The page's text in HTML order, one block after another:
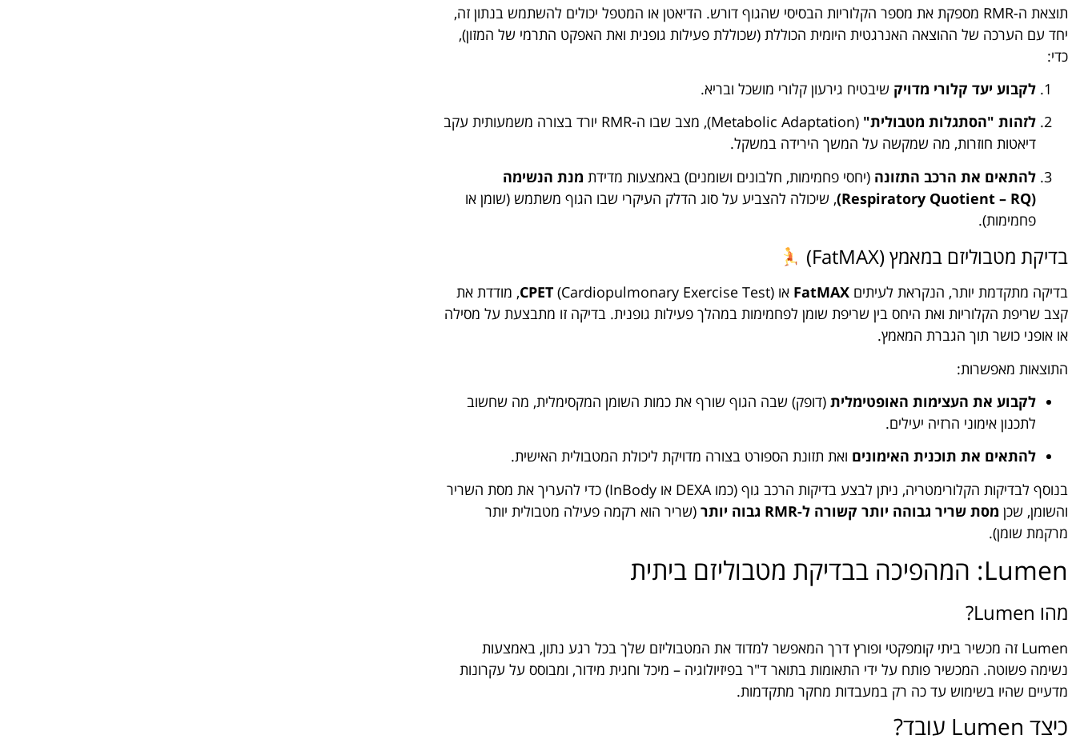
תוצאת ה-RMR מספקת את מספר הקלוריות הבסיסי שהגוף דורש. הדיאטן או המטפל יכולים להשתמש בנתון זה,
יחד עם הערכה של ההוצאה האנרגטית היומית הכוללת (שכוללת פעילות גופנית ואת האפקט התרמי של המזון),
כדי:
לקבוע יעד קלורי מדויק שיבטיח גירעון קלורי מושכל ובריא.
לזהות "הסתגלות מטבולית"
(Metabolic Adaptation), מצב שבו ה-RMR יורד בצורה משמעותית עקב
דיאטות חוזרות, מה שמקשה על המשך הירידה במשקל.
להתאים את הרכב התזונה (יחסי פחמימות, חלבונים ושומנים) באמצעות מדידת מנת הנשימה
(Respiratory Quotient – RQ)
, שיכולה להצביע על סוג הדלק העיקרי שבו הגוף משתמש (שומן או
פחמימות).
בדיקת מטבוליזם במאמץ (FatMAX)
בדיקה מתקדמת יותר, הנקראת לעיתים FatMAX או CPET(Cardiopulmonary Exercise Test), מודדת את
קצב שריפת הקלוריות ואת היחס בין שריפת שומן לפחמימות במהלך פעילות גופנית. בדיקה זו מתבצעת על מסילה
או אופני כושר תוך הגברת המאמץ.
התוצאות מאפשרות:
לקבוע את העצימות האופטימלית (דופק) שבה הגוף שורף את כמות השומן המקסימלית, מה שחשוב
לתכנון אימוני הרזיה יעילים.
להתאים את תוכנית האימונים ואת תזונת הספורט בצורה מדויקת ליכולת המטבולית האישית.
בנוסף לבדיקות הקלורימטריה, ניתן לבצע בדיקות הרכב גוף (כמו DEXA או InBody) כדי להעריך את מסת השריר
והשומן, שכן מסת שריר גבוהה יותר קשורה ל-RMR גבוה יותר
(שריר הוא רקמה פעילה מטבולית יותר
מרקמת שומן).
Lumen: המהפיכה בבדיקת מטבוליזם ביתית
מהו Lumen?
Lumen זה מכשיר ביתי קומפקטי ופורץ דרך המאפשר למדוד את המטבוליזם שלך בכל רגע נתון, באמצעות
נשימה פשוטה. המכשיר פותח על ידי התאומות בתואר ד"ר בפיזיולוגיה – מיכל וחגית מידור, ומבוסס על עקרונות
מדעיים שהיו בשימוש עד כה רק במעבדות מחקר מתקדמות.
כיצד Lumen עובד?